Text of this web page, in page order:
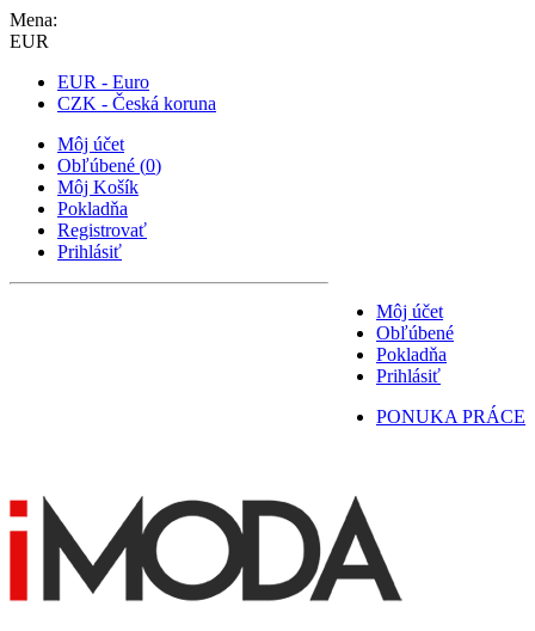
Mena:
EUR
EUR - Euro
CZK - Česká koruna
Môj účet
Obľúbené (0)
Môj Košík
Pokladňa
Registrovať
Prihlásiť
Môj účet
Obľúbené
Pokladňa
Prihlásiť
PONUKA PRÁCE